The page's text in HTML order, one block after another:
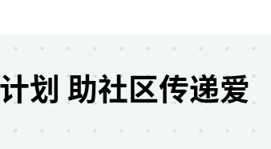
划 助社区传递爱